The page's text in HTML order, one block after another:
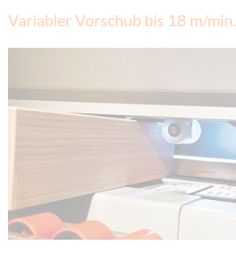
Variabler Vorschub bis 18 m/min.